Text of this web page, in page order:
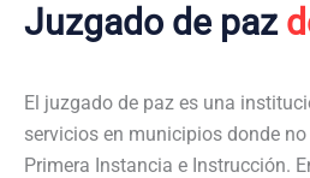
Juzgado de paz
El juzgado de paz es una
servicios en municipios donde
Primera Instancia e Instrucción.